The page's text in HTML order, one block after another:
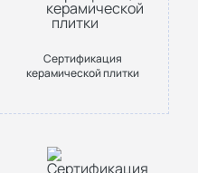
Сертификация
керамической плитки